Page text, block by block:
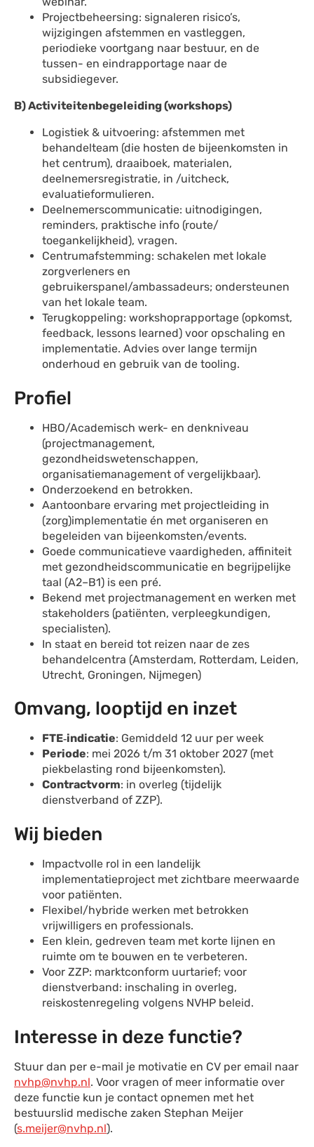
Projectbeheersing: signaleren risico’s,
wijzigingen afstemmen en vastleggen,
periodieke voortgang naar bestuur, en de
tussen- en eindrapportage naar de
subsidiegever.
B) Activiteitenbegeleiding (workshops)
Logistiek & uitvoering: afstemmen met
behandelteam (die hosten de bijeenkomsten in
het centrum), draaiboek, materialen,
deelnemersregistratie, in /uitcheck,
evaluatieformulieren.
Deelnemerscommunicatie: uitnodigingen,
reminders, praktische info (route/
toegankelijkheid), vragen.
Centrumafstemming: schakelen met lokale
zorgverleners en
gebruikerspanel/ambassadeurs; ondersteunen
van het lokale team.
Terugkoppeling: workshoprapportage (opkomst,
feedback, lessons learned) voor opschaling en
implementatie. Advies over lange termijn
onderhoud en gebruik van de tooling.
Profiel
HBO/Academisch werk- en denkniveau
(projectmanagement,
gezondheidswetenschappen,
organisatiemanagement of vergelijkbaar).
Onderzoekend en betrokken.
Aantoonbare ervaring met projectleiding in
(zorg)implementatie én met organiseren en
begeleiden van bijeenkomsten/events.
Goede communicatieve vaardigheden, affiniteit
met gezondheidscommunicatie en begrijpelijke
taal (A2–B1) is een pré.
Bekend met projectmanagement en werken met
stakeholders (patiënten, verpleegkundigen,
specialisten).
In staat en bereid tot reizen naar de zes
behandelcentra (Amsterdam, Rotterdam, Leiden,
Utrecht, Groningen, Nijmegen)
Omvang, looptijd en inzet
FTE‑indicatie: Gemiddeld 12 uur per week
Periode: mei 2026 t/m 31 oktober 2027 (met
piekbelasting rond bijeenkomsten).
Contractvorm: in overleg (tijdelijk
dienstverband of ZZP).
Wij bieden
Impactvolle rol in een landelijk
implementatieproject met zichtbare meerwaarde
voor patiënten.
Flexibel/hybride werken met betrokken
vrijwilligers en professionals.
Een klein, gedreven team met korte lijnen en
ruimte om te bouwen en te verbeteren.
Voor ZZP: marktconform uurtarief; voor
dienstverband: inschaling in overleg,
reiskostenregeling volgens NVHP beleid.
Interesse in deze functie?
Stuur dan per e-mail je motivatie en CV per email naar
nvhp@nvhp.nl. Voor vragen of meer informatie over
deze functie kun je contact opnemen met het
bestuurslid medische zaken Stephan Meijer
(s.meijer@nvhp.nl).